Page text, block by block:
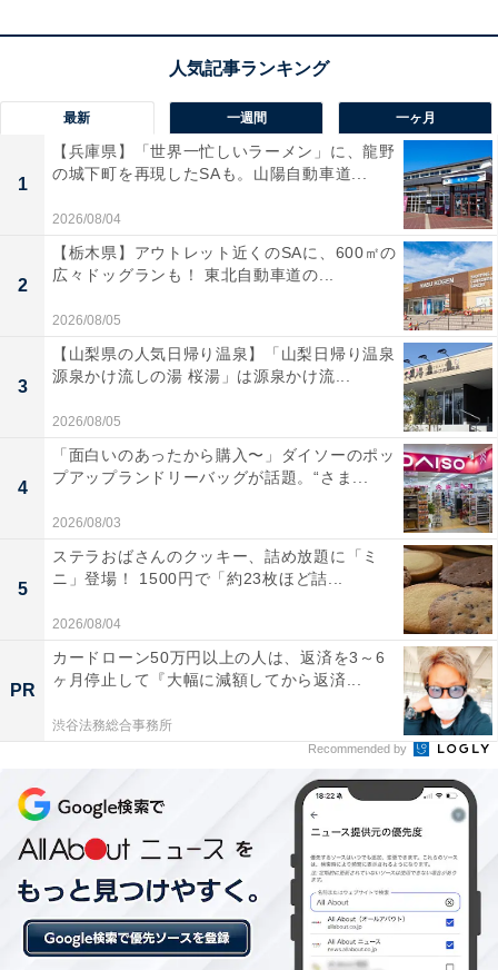
さぬきあげうどん 旨塩味（出典：Amazon）
「うどんが有名だから」（50代女性／福岡県）、「うど
んが好き」（40代男性／東京都）、「ご当地のものたべ
たい」（20代女性／石川県）とうどん県とも言われる香
川のうどんの名前を冠したお菓子であることから気にな
るというコメントが多数寄せられました。
1位：ガラルヤドンのカレーうどん
1位になったのは「ガラルヤドンのカレーうどん」でし
た！ ポケモンに登場するガラルヤドンとコラボしたカレ
ーうどんは2020年にイベントで登場し、お土産まで作ら
れました。
最新 一週間 一ヶ月
1
【兵庫県】「世界一忙しいラーメン」に、龍野
の城下町を再現したSAも。山陽自動車道...
2026/08/04
2
【栃木県】アウトレット近くのSAに、600㎡の
広々ドッグランも！ 東北自動車道の...
2026/08/05
3
【山梨県の人気日帰り温泉】「山梨日帰り温泉
源泉かけ流しの湯 桜湯」は源泉かけ流...
2026/08/05
4
「面白いのあったから購入〜」ダイソーのポッ
プアップランドリーバッグが話題。“さま...
2026/08/03
5
ステラおばさんのクッキー、詰め放題に「ミ
ニ」登場！ 1500円で「約23枚ほど詰...
2026/08/04
PR
カードローン50万円以上の人は、返済を3～6
ヶ月停止して『大幅に減額してから返済...
渋谷法務総合事務所
Recommended by